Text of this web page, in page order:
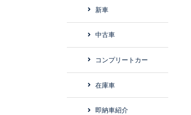
新車
中古車
コンプリートカー
在庫車
即納車紹介